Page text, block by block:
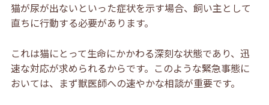
猫が尿が出ないといった症状を示す場合、飼い主として
直ちに行動する必要があります。
これは猫にとって生命にかかわる深刻な状態であり、迅
速な対応が求められるからです。このような緊急事態に
おいては、まず獣医師への速やかな相談が重要です。